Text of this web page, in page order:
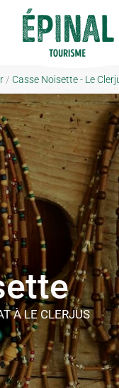
/ Casse Noisette - Le
À LE CLERJUS